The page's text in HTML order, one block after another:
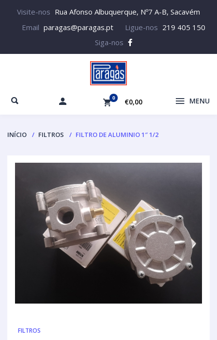
Visite-nos Rua Afonso Albuquerque, Nº7 A-B, Sacavém
Email paragas@paragas.pt Ligue-nos 219 405 150
Siga-nos
0 €0,00 MENU
INÍCIO FILTROS FILTRO DE ALUMINIO 1″ 1/2
FILTROS